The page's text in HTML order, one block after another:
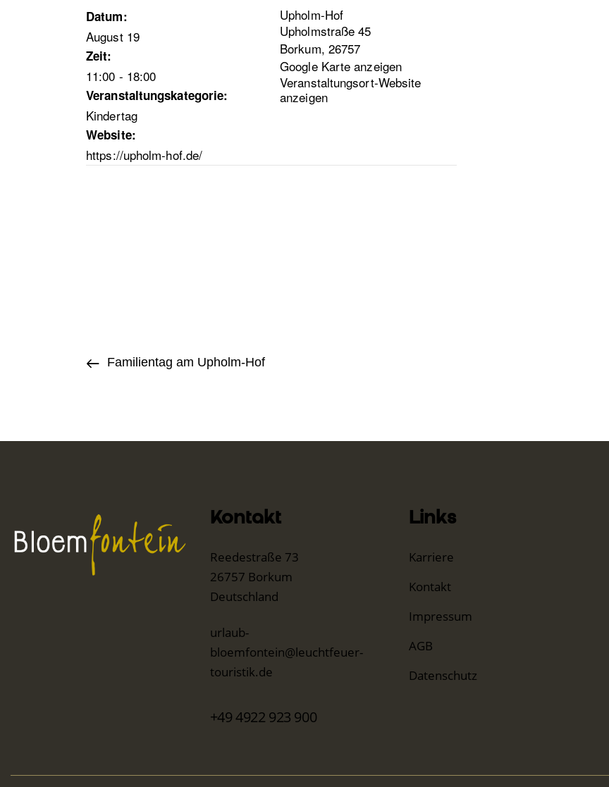
Datum:
August 19
Zeit:
11:00 - 18:00
Veranstaltungskategorie:
Kindertag
Website:
https://upholm-hof.de/
Upholm-Hof
Upholmstraße 45
Borkum, 26757
Google Karte anzeigen
Veranstaltungsort-Website
anzeigen
Familientag am Upholm-Hof
Kontakt
Reedestraße 73
26757 Borkum
Deutschland
urlaub-
bloemfontein@leuchtfeuer-
touristik.de
+49 4922 923 900
Links
Karriere
Kontakt
Impressum
AGB
Datenschutz